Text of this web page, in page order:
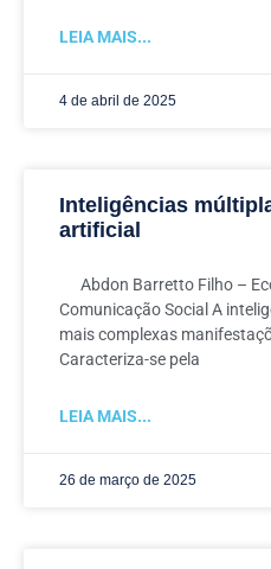
LEIA MAIS...
4 de abril de 2025
Inteligências
artificial
Abdon Barretto Filho –
Comunicação Social A
mais complexas
Caracteriza-se pela
LEIA MAIS...
26 de março de 2025